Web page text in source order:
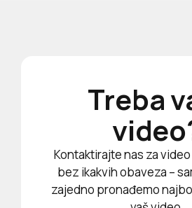
Treba
Kontaktirajte nas za
bez ikakvih obaveza –
zajedno pronađemo